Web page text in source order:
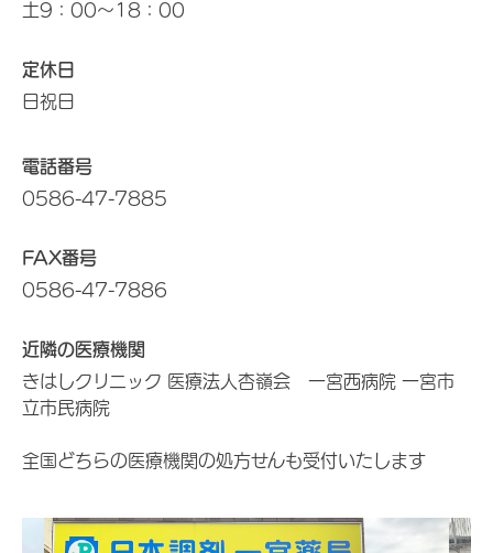
土9：00～18：00
定休日
日祝日
電話番号
0586-47-7885
FAX番号
0586-47-7886
近隣の医療機関
きはしクリニック 医療法人杏嶺会 一宮西病院 一宮市
立市民病院
全国どちらの医療機関の処方せんも受付いたします